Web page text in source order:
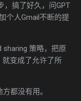
，搞了好久，问GPT
个人Gmail不断的提
sharing 策略，把原
就变成了允许了所
都没有用。